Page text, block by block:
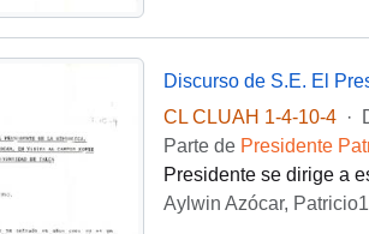
CL CLUAH 1-4-10-4
·
Parte de Presidente
Presidente se dirige a
Aylwin Azócar, Patricio1